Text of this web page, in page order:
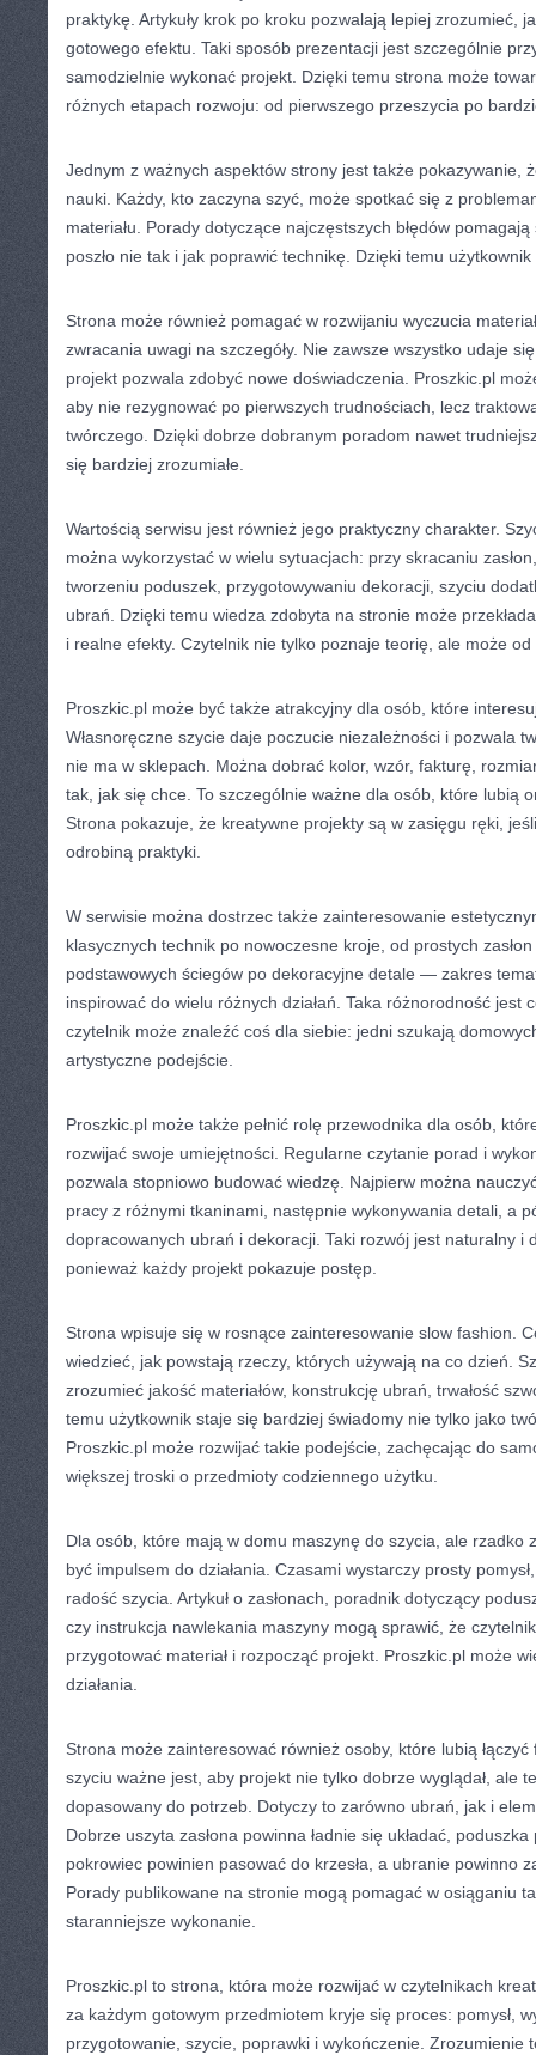
praktykę. Artykuły krok po kroku pozwalają lepiej zrozumieć,
gotowego efektu. Taki sposób prezentacji jest szczególnie
samodzielnie wykonać projekt. Dzięki temu strona może
różnych etapach rozwoju: od pierwszego przeszycia po
Jednym z ważnych aspektów strony jest także pokazywanie,
nauki. Każdy, kto zaczyna szyć, może spotkać się z
materiału. Porady dotyczące najczęstszych błędów
poszło nie tak i jak poprawić technikę. Dzięki temu
Strona może również pomagać w rozwijaniu wyczucia
zwracania uwagi na szczegóły. Nie zawsze wszystko udaje
projekt pozwala zdobyć nowe doświadczenia. Proszkic.pl
aby nie rezygnować po pierwszych trudnościach, lecz
twórczego. Dzięki dobrze dobranym poradom nawet
się bardziej zrozumiałe.
Wartością serwisu jest również jego praktyczny charakter.
można wykorzystać w wielu sytuacjach: przy skracaniu
tworzeniu poduszek, przygotowywaniu dekoracji, szyciu
ubrań. Dzięki temu wiedza zdobyta na stronie może
i realne efekty. Czytelnik nie tylko poznaje teorię, ale może
Proszkic.pl może być także atrakcyjny dla osób, które
Własnoręczne szycie daje poczucie niezależności i pozwala
nie ma w sklepach. Można dobrać kolor, wzór, fakturę,
tak, jak się chce. To szczególnie ważne dla osób, które lubią
Strona pokazuje, że kreatywne projekty są w zasięgu ręki,
odrobiną praktyki.
W serwisie można dostrzec także zainteresowanie
klasycznych technik po nowoczesne kroje, od prostych
podstawowych ściegów po dekoracyjne detale — zakres
inspirować do wielu różnych działań. Taka różnorodność jest
czytelnik może znaleźć coś dla siebie: jedni szukają
artystyczne podejście.
Proszkic.pl może także pełnić rolę przewodnika dla osób,
rozwijać swoje umiejętności. Regularne czytanie porad i
pozwala stopniowo budować wiedzę. Najpierw można
pracy z różnymi tkaninami, następnie wykonywania detali, a
dopracowanych ubrań i dekoracji. Taki rozwój jest naturalny i
ponieważ każdy projekt pokazuje postęp.
Strona wpisuje się w rosnące zainteresowanie slow fashion.
wiedzieć, jak powstają rzeczy, których używają na co dzień.
zrozumieć jakość materiałów, konstrukcję ubrań, trwałość
temu użytkownik staje się bardziej świadomy nie tylko jako
Proszkic.pl może rozwijać takie podejście, zachęcając do
większej troski o przedmioty codziennego użytku.
Dla osób, które mają w domu maszynę do szycia, ale rzadko
być impulsem do działania. Czasami wystarczy prosty
radość szycia. Artykuł o zasłonach, poradnik dotyczący
czy instrukcja nawlekania maszyny mogą sprawić, że
przygotować materiał i rozpocząć projekt. Proszkic.pl może
działania.
Strona może zainteresować również osoby, które lubią
szyciu ważne jest, aby projekt nie tylko dobrze wyglądał, ale
dopasowany do potrzeb. Dotyczy to zarówno ubrań, jak i
Dobrze uszyta zasłona powinna ładnie się układać,
pokrowiec powinien pasować do krzesła, a ubranie powinno
Porady publikowane na stronie mogą pomagać w osiąganiu
staranniejsze wykonanie.
Proszkic.pl to strona, która może rozwijać w czytelnikach
za każdym gotowym przedmiotem kryje się proces: pomysł,
przygotowanie, szycie, poprawki i wykończenie. Zrozumienie